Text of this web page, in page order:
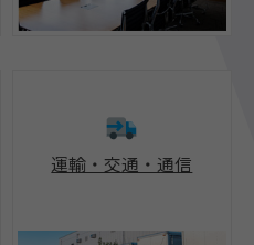
運輸・交通・通信